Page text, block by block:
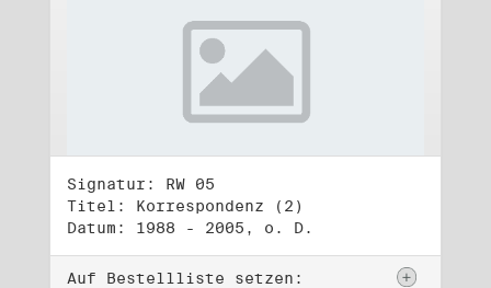
Signatur: RW 05
Titel: Korrespondenz (2)
Datum: 1988 - 2005, o. D.
Auf Bestellliste setzen: